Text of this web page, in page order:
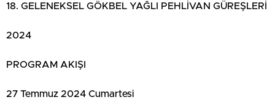
18. GELENEKSEL GÖKBEL YAĞLI PEHLİVAN GÜREŞLERİ
2024
PROGRAM AKIŞI
27 Temmuz 2024 Cumartesi